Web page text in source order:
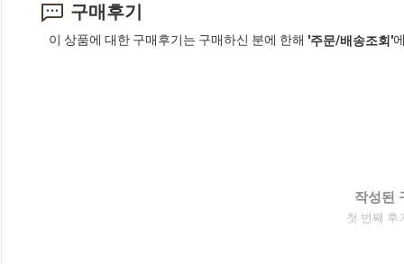
구매후기
이 상품에 대한 구매후기는 구매하신 분에 한해 '주문/배송조회'
작성된
첫 번째 후